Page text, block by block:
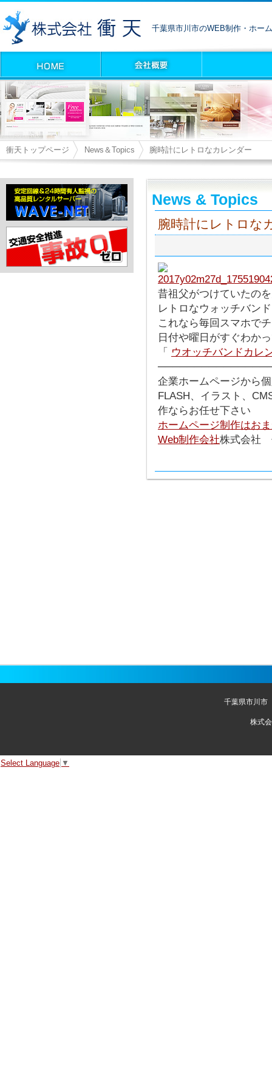
千葉県市川市のWEB制作・ホー
衝天トップページ News＆Topics 腕時計にレトロなカレンダー
News & Topics
腕時計にレトロな
昔祖父がつけていたの
レトロなウォッチバン
これなら毎回スマホで
日付や曜日がすぐわか
「
ウオッチバンドカレ
企業ホームページから
FLASH、イラスト、
作ならお任せ下さい
ホームページ制作はお
Web制作会社株式会社
千葉県市川市
株式
Select Language ▼